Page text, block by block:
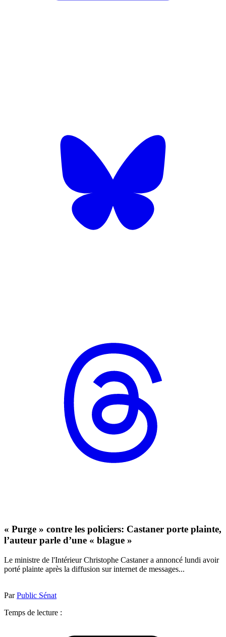
« Purge » contre les policiers: Castaner porte plainte,
l’auteur parle d’une « blague »
Le ministre de l'Intérieur Christophe Castaner a annoncé lundi avoir
porté plainte après la diffusion sur internet de messages...
ParPublic Sénat
Temps de lecture :